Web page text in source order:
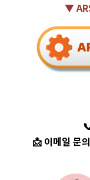
▼
📩 이메일